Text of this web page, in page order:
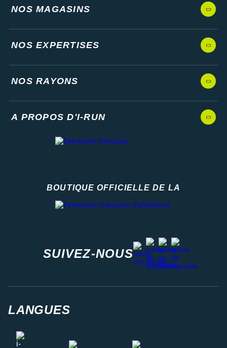
NOS MAGASINS
NOS EXPERTISES
NOS RAYONS
A PROPOS D'I-RUN
BOUTIQUE OFFICIELLE DE LA
SUIVEZ-NOUS
instagram
facebook
stravayoutube
LANGUES